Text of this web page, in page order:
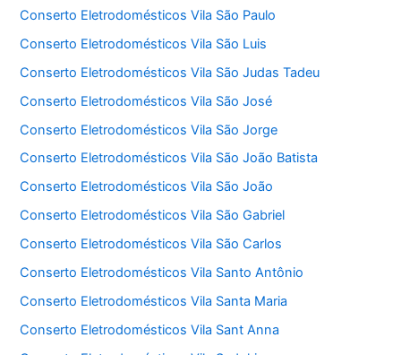
Conserto Eletrodomésticos Vila São Paulo
Conserto Eletrodomésticos Vila São Luis
Conserto Eletrodomésticos Vila São Judas Tadeu
Conserto Eletrodomésticos Vila São José
Conserto Eletrodomésticos Vila São Jorge
Conserto Eletrodomésticos Vila São João Batista
Conserto Eletrodomésticos Vila São João
Conserto Eletrodomésticos Vila São Gabriel
Conserto Eletrodomésticos Vila São Carlos
Conserto Eletrodomésticos Vila Santo Antônio
Conserto Eletrodomésticos Vila Santa Maria
Conserto Eletrodomésticos Vila Sant Anna